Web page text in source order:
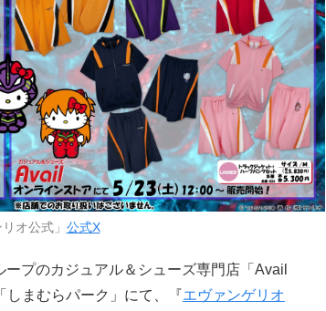
オ公式」 公式X
プのカジュアル＆シューズ専門店「Avail
しまむらパーク」にて、『エヴァンゲリオ